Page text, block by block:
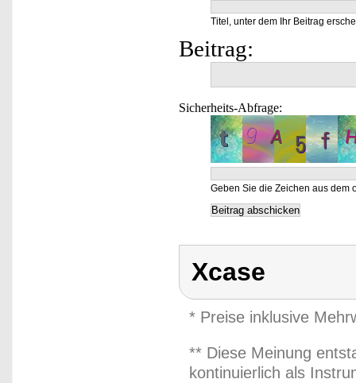
Titel, unter dem Ihr Beitrag
Beitrag:
Sicherheits-Abfrage:
Geben Sie die Zeichen aus dem
Xcase
* Preise inklusive
** Diese Meinung
kontinuierlich als